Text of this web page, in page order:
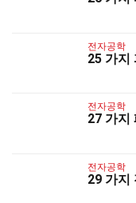
전자공학
25 가지
전자공학
27 가지
전자공학
29 가지